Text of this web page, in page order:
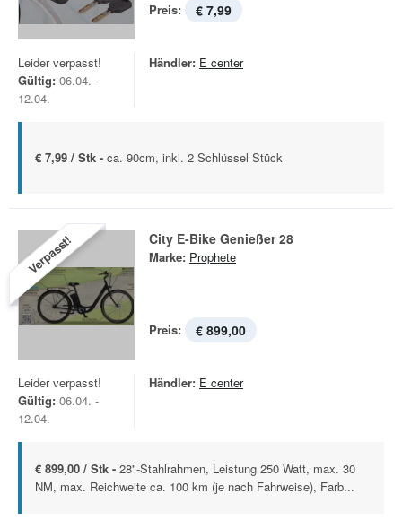
Preis: € 7,99
Leider verpasst!
Gültig: 06.04. -
12.04.
Händler: E center
€ 7,99 / Stk - ca. 90cm, inkl. 2 Schlüssel Stück
Verpasst! City E-Bike Genießer 28
Marke: Prophete
Preis: € 899,00
Leider verpasst!
Gültig: 06.04. -
12.04.
Händler: E center
€ 899,00 / Stk - 28"-Stahlrahmen, Leistung 250 Watt, max. 30
NM, max. Reichweite ca. 100 km (je nach Fahrweise), Farb...